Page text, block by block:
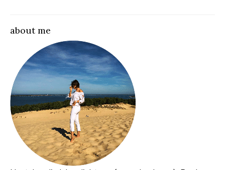
about me